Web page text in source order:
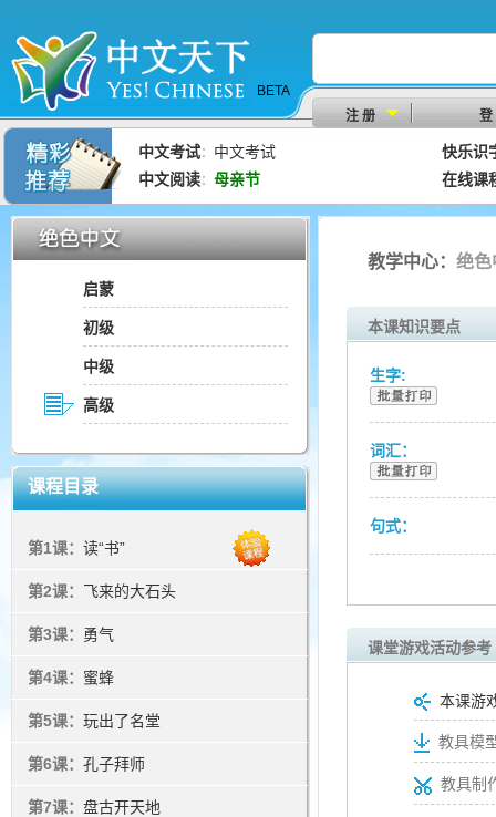
BETA
注 册
登
中文考试： 中文考试
快乐识
中文阅读： 母亲节 在线课
启蒙
初级
中级
高级
课程目录
第1课： 读“书”
第2课： 飞来的大石头
第3课： 勇气
第4课： 蜜蜂
第5课： 玩出了名堂
第6课： 孔子拜师
第7课： 盘古开天地
教学中心： 绝
本课知识要点
生字:
词汇：
句式：
课堂游戏活动参考
本课游
教具模
教具制